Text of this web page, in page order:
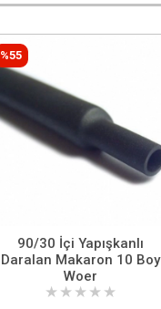
90/30 İçi Yapışkanlı
Daralan Makaron 10 Boy
Woer
★ ★ ★ ★ ★
%55